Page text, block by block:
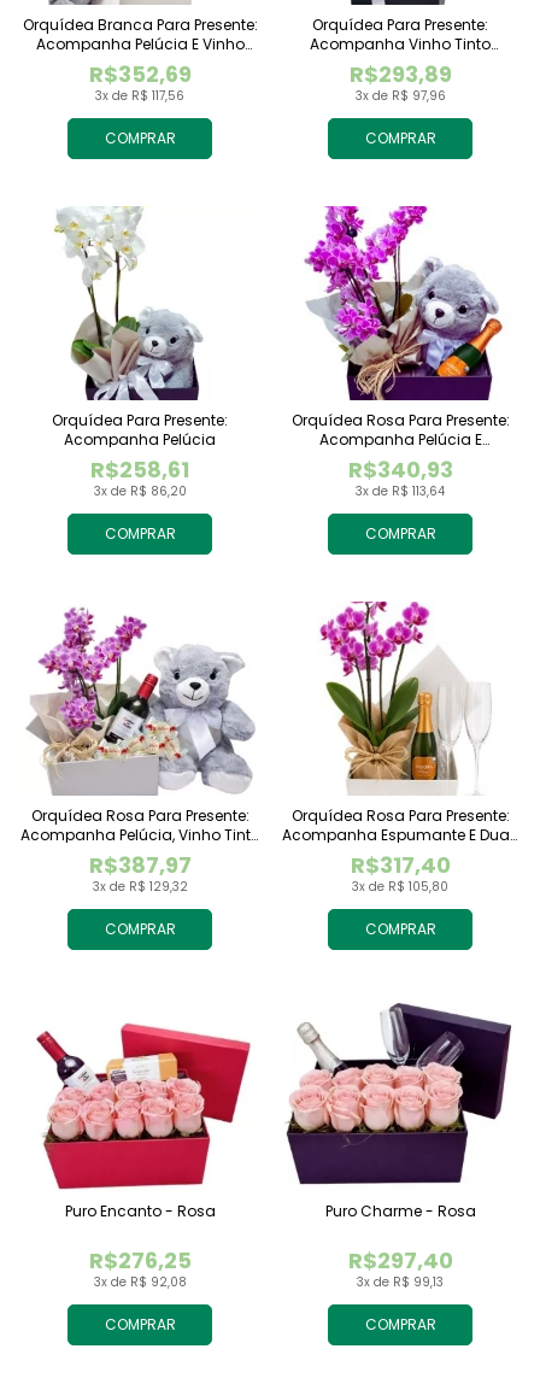
COMPRAR
3x de R$ 117,56
R$352,69
Orquídea Branca Para Presente:
Acompanha Pelúcia E Vinho
Tinto Importado
COMPRAR
3x de R$ 97,96
R$293,89
Orquídea Para Presente:
Acompanha Vinho Tinto
Importado
COMPRAR
3x de R$ 86,20
R$258,61
Orquídea Para Presente:
Acompanha Pelúcia
COMPRAR
3x de R$ 113,64
R$340,93
Orquídea Rosa Para Presente:
Acompanha Pelúcia E
Espumante
COMPRAR
3x de R$ 129,32
R$387,97
Orquídea Rosa Para Presente:
Acompanha Pelúcia, Vinho Tinto
Importado E Chocolate
Raffaello
COMPRAR
3x de R$ 105,80
R$317,40
Orquídea Rosa Para Presente:
Acompanha Espumante E Duas
Taças
COMPRAR
3x de R$ 92,08
R$276,25
Puro Encanto - Rosa
COMPRAR
3x de R$ 99,13
R$297,40
Puro Charme - Rosa